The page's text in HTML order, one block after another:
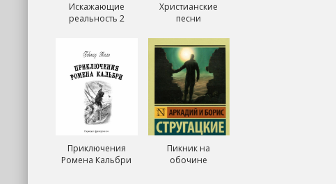
Искажающие
реальность 2
Христианские
песни
Приключения
Ромена Кальбри
Пикник на
обочине